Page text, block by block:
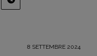
8 SETTEMBRE 2024